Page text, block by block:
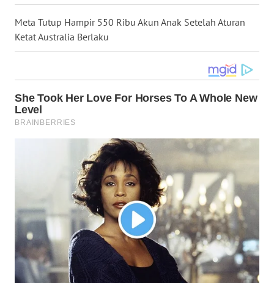
Meta Tutup Hampir 550 Ribu Akun Anak Setelah Aturan
Ketat Australia Berlaku
WN
BABEL
WN
WN
LAMPUNG
JATENG